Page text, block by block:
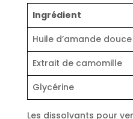
Ingrédient
Huile d’amande douce
Extrait de camomille
Glycérine
Les dissolvants pour